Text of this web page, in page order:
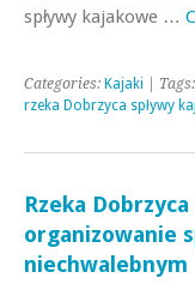
spływy kajakowe …
Categories: Kajaki | Tags:
rzeka Dobrzyca spływy
Rzeka
organizowanie
niechwalebnym